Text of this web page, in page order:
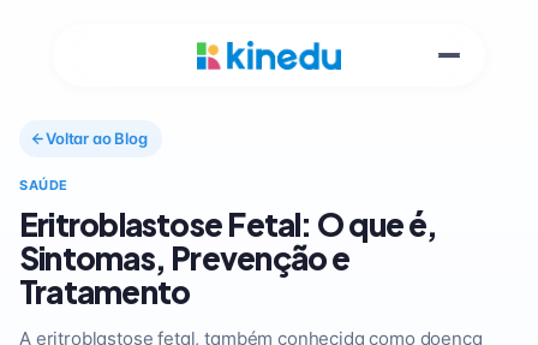
Voltar ao Blog
SAÚDE
Eritroblastose Fetal: O que é,
Sintomas, Prevenção e
Tratamento
A eritroblastose fetal, também conhecida como doença